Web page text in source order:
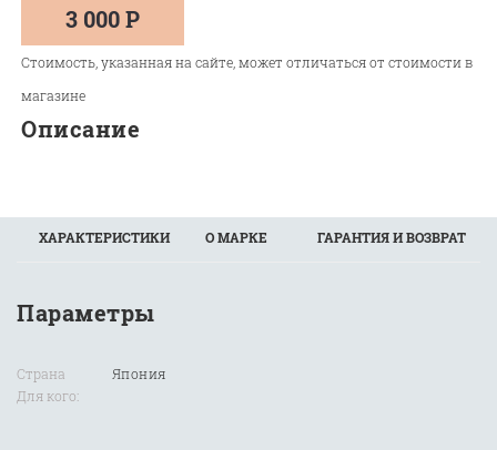
3 000 Р
Стоимость, указанная на сайте, может отличаться от стоимости в
магазине
Описание
ХАРАКТЕРИСТИКИ О МАРКЕ ГАРАНТИЯ И ВОЗВРАТ
Параметры
Страна
Для кого:
Япония